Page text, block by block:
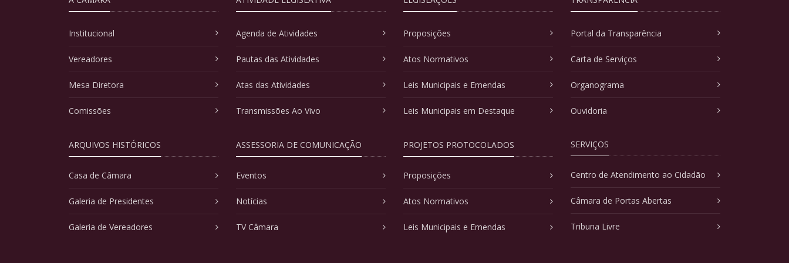
Institucional
Vereadores
Mesa Diretora
Comissões
ARQUIVOS HISTÓRICOS
Casa de Câmara
Galeria de Presidentes
Galeria de Vereadores
Agenda de Atividades
Pautas das Atividades
Atas das Atividades
Transmissões Ao Vivo
ASSESSORIA DE COMUNICAÇÃO
Eventos
Notícias
TV Câmara
Proposições
Atos Normativos
Leis Municipais e Emendas
Leis Municipais em Destaque
PROJETOS PROTOCOLADOS
Proposições
Atos Normativos
Leis Municipais e Emendas
Portal da Transparência
Carta de Serviços
Organograma
Ouvidoria
SERVIÇOS
Centro de Atendimento ao Cidadão
Câmara de Portas Abertas
Tribuna Livre